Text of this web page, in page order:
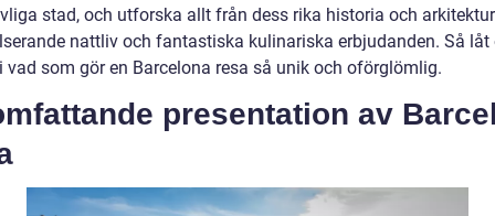
stad, och utforska allt från dess rika historia och
nattliv och fantastiska kulinariska erbjudanden. Så låt
vad som gör en Barcelona resa så unik och oförglömlig.
presentation av